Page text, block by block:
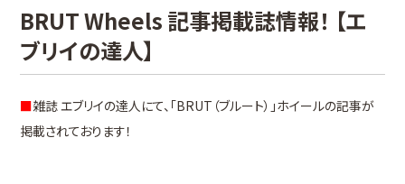
BRUT Wheels 記事掲載誌情報！ 【エ
ブリイの達人】
■雑誌 エブリイの達人にて、「BRUT（ブルート）」ホイールの記事が
掲載されております！